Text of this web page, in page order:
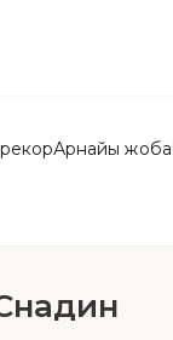
Арнайы жоба